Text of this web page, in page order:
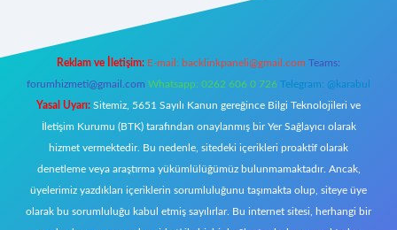
Reklam ve İletişim: E-mail: backlinkpaneli@gmail.com Teams:
forumhizmeti@gmail.com Whatsapp: 0262 606 0 726 Telegram: @karabul
Yasal Uyarı: Sitemiz, 5651 Sayılı Kanun gereğince Bilgi Teknolojileri ve
İletişim Kurumu (BTK) tarafından onaylanmış bir Yer Sağlayıcı olarak
hizmet vermektedir. Bu nedenle, sitedeki içerikleri proaktif olarak
denetleme veya araştırma yükümlülüğümüz bulunmamaktadır. Ancak,
üyelerimiz yazdıkları içeriklerin sorumluluğunu taşımakta olup, siteye üye
olarak bu sorumluluğu kabul etmiş sayılırlar. Bu internet sitesi, herhangi bir